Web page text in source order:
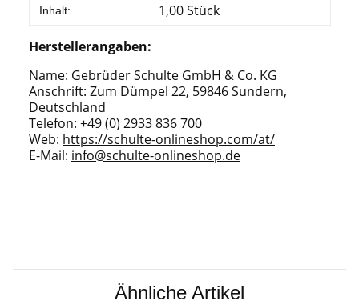
Inhalt: 1,00 Stück
Herstellerangaben:
Name: Gebrüder Schulte GmbH & Co. KG
Anschrift: Zum Dümpel 22, 59846 Sundern,
Deutschland
Telefon: +49 (0) 2933 836 700
Web: https://schulte-onlineshop.com/at/
E-Mail: info@schulte-onlineshop.de
Ähnliche Artikel